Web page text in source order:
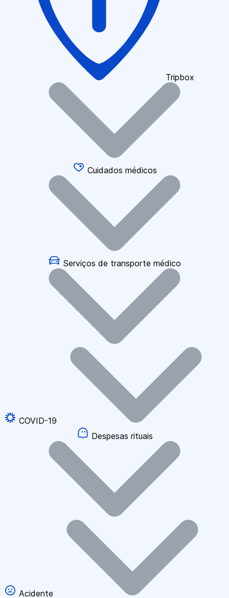
Tripbox
Cuidados médicos
Serviços de transporte médico
COVID-19
Despesas rituais
Acidente